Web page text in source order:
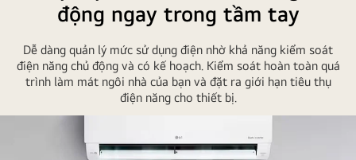
động ngay trong tầm tay
Dễ dàng quản lý mức sử dụng điện nhờ khả năng kiểm soát
điện năng chủ động và có kế hoạch. Kiểm soát hoàn toàn quá
trình làm mát ngôi nhà của bạn và đặt ra giới hạn tiêu thụ
điện năng cho thiết bị.